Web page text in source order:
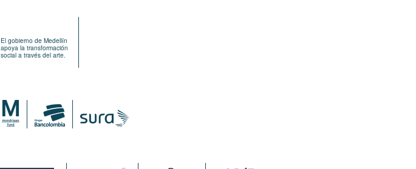
El gobierno de Medellín
apoya la transformación
social a través del arte.